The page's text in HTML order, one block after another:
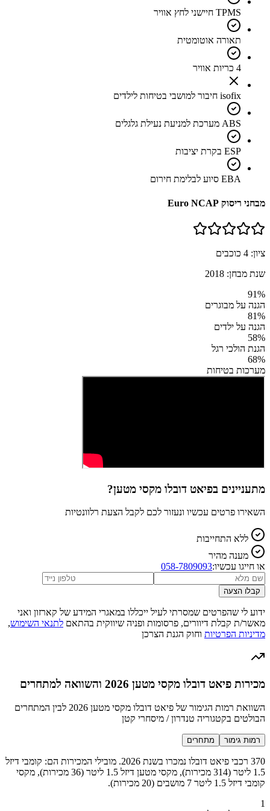
TPMS חיישני לחץ אוויר
תאורה אוטומטית
4 כריות אוויר
isofix חיבור למושבי בטיחות לילדים
ABS מערכת למניעת נעילת גלגלים
ESP בקרת יציבות
EBA סיוע לבלימת חירום
מבחני ריסוק Euro NCAP
ציון: 4 כוכבים
שנת מבחן: 2018
91%
הגנה על מבוגרים
81%
הגנה על ילדים
58%
הגנת הולכי רגל
68%
מערכות בטיחות
מתעניינים בפיאט דובלו מקסי מטען?
השאירו פרטים עכשיו ונעזור לכם לקבל הצעת רלוונטיות
ללא התחייבות
מענה מהיר
או חייגו עכשיו:058-7809093
קבלו הצעה
ידוע לי שהפרטים שמסרתי לעיל ייכללו במאגרי המידע של קארזון ואני
מאשר/ת קבלת דיוורים, פרסומות ופניה שיווקית בהתאם לתנאי השימוש,
מדיניות הפרטיות וחוק הגנת הצרכן
מכירות פיאט דובלו מקסי מטען 2026 והשוואה למתחרים
השוואת רמות הגימור של פיאט דובלו מקסי מטען 2026 לבין המתחרים
הבולטים בקטגוריה טנדרון / מיסחרי קטן
רמות גימור מתחרים
370 רכבי פיאט דובלו נמכרו בשנת 2026. מובילי המכירות הם: קומבי דיזל
1.5 ליטר (314 מכירות), מקסי מטען דיזל 1.5 ליטר (36 מכירות), מקסי
קומבי דיזל 1.5 ליטר 7 מושבים (20 מכירות).
1